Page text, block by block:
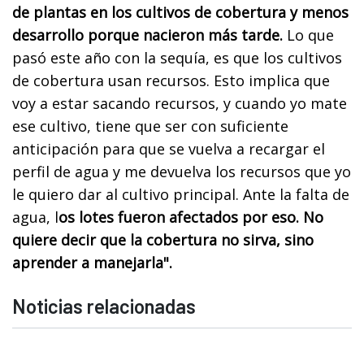
de plantas en los cultivos de cobertura y menos
desarrollo porque nacieron más tarde. Lo que
pasó este año con la sequía, es que los cultivos
de cobertura usan recursos. Esto implica que
voy a estar sacando recursos, y cuando yo mate
ese cultivo, tiene que ser con suficiente
anticipación para que se vuelva a recargar el
perfil de agua y me devuelva los recursos que yo
le quiero dar al cultivo principal. Ante la falta de
agua, los lotes fueron afectados por eso. No
quiere decir que la cobertura no sirva, sino
aprender a manejarla".
Noticias relacionadas